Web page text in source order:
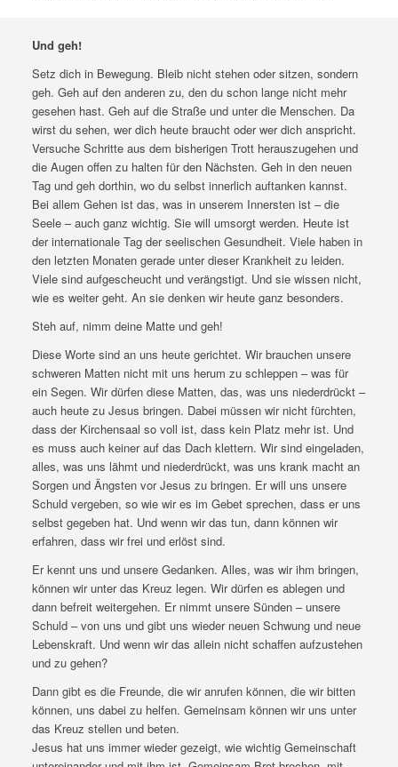
Und geh!
Setz dich in Bewegung. Bleib nicht stehen oder sitzen, sondern
geh. Geh auf den anderen zu, den du schon lange nicht mehr
gesehen hast. Geh auf die Straße und unter die Menschen. Da
wirst du sehen, wer dich heute braucht oder wer dich anspricht.
Versuche Schritte aus dem bisherigen Trott herauszugehen und
die Augen offen zu halten für den Nächsten. Geh in den neuen
Tag und geh dorthin, wo du selbst innerlich auftanken kannst.
Bei allem Gehen ist das, was in unserem Innersten ist – die
Seele – auch ganz wichtig. Sie will umsorgt werden. Heute ist
der internationale Tag der seelischen Gesundheit. Viele haben in
den letzten Monaten gerade unter dieser Krankheit zu leiden.
Viele sind aufgescheucht und verängstigt. Und sie wissen nicht,
wie es weiter geht. An sie denken wir heute ganz besonders.
Steh auf, nimm deine Matte und geh!
Diese Worte sind an uns heute gerichtet. Wir brauchen unsere
schweren Matten nicht mit uns herum zu schleppen – was für
ein Segen. Wir dürfen diese Matten, das, was uns niederdrückt –
auch heute zu Jesus bringen. Dabei müssen wir nicht fürchten,
dass der Kirchensaal so voll ist, dass kein Platz mehr ist. Und
es muss auch keiner auf das Dach klettern. Wir sind eingeladen,
alles, was uns lähmt und niederdrückt, was uns krank macht an
Sorgen und Ängsten vor Jesus zu bringen. Er will uns unsere
Schuld vergeben, so wie wir es im Gebet sprechen, dass er uns
selbst gegeben hat. Und wenn wir das tun, dann können wir
erfahren, dass wir frei und erlöst sind.
Er kennt uns und unsere Gedanken. Alles, was wir ihm bringen,
können wir unter das Kreuz legen. Wir dürfen es ablegen und
dann befreit weitergehen. Er nimmt unsere Sünden – unsere
Schuld – von uns und gibt uns wieder neuen Schwung und neue
Lebenskraft. Und wenn wir das allein nicht schaffen aufzustehen
und zu gehen?
Dann gibt es die Freunde, die wir anrufen können, die wir bitten
können, uns dabei zu helfen. Gemeinsam können wir uns unter
das Kreuz stellen und beten.
Jesus hat uns immer wieder gezeigt, wie wichtig Gemeinschaft